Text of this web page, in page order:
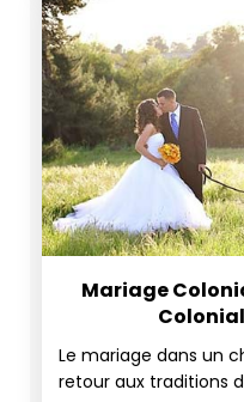
l'eau, moment que
plongeur
que de se retrouver
l'océan…
Mariage
Le mariage dans un
retour aux traditions